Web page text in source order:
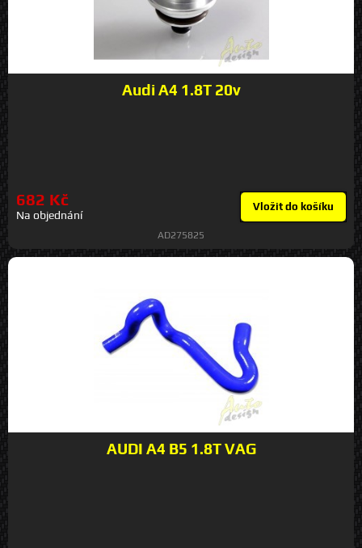
Audi A4 1.8T 20v
682 Kč
Na objednání
Vložit do košíku
AD275825
AUDI A4 B5 1.8T VAG